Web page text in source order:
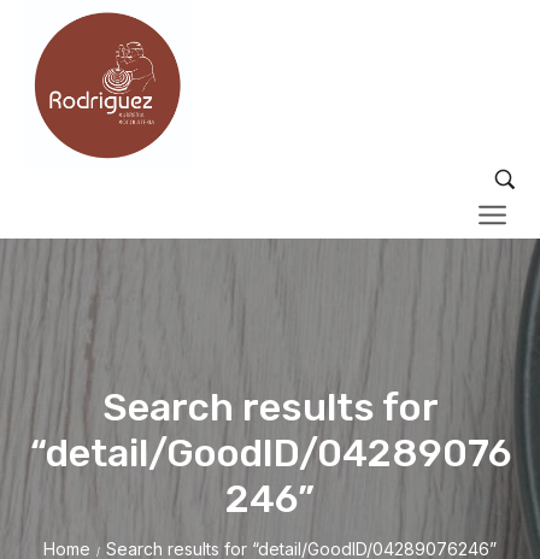
Search results for
“detail/GoodID/04289076
246”
Home / Search results for “detail/GoodID/04289076246”